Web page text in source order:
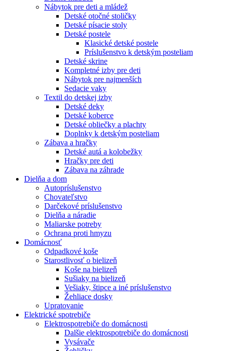
Nábytok pre deti a mládež
Detské otočné stoličky
Detské písacie stoly
Detské postele
Klasické detské postele
Príslušenstvo k detským posteliam
Detské skrine
Kompletné izby pre deti
Nábytok pre najmenších
Sedacie vaky
Textil do detskej izby
Detské deky
Detské koberce
Detské obliečky a plachty
Doplnky k detským posteliam
Zábava a hračky
Detské autá a kolobežky
Hračky pre deti
Zábava na záhrade
Dielňa a dom
Autopríslušenstvo
Chovateľstvo
Darčekové príslušenstvo
Dielňa a náradie
Maliarske potreby
Ochrana proti hmyzu
Domácnosť
Odpadkové koše
Starostlivosť o bielizeň
Koše na bielizeň
Sušiaky na bielizeň
Vešiaky, štipce a iné príslušenstvo
Žehliace dosky
Upratovanie
Elektrické spotrebiče
Elektrospotrebiče do domácnosti
Dalšie elektrospotrebiče do domácnosti
Vysávače